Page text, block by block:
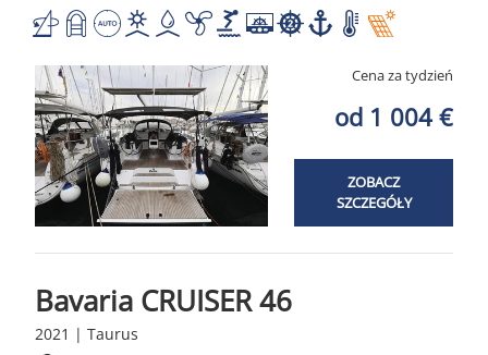
Cena za tydzień
od 1 004 €
ZOBACZ
SZCZEGÓŁY
Bavaria CRUISER 46
2021 | Taurus